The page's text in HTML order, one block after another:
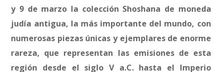
y 9 de marzo la colección Shoshana de moneda
judía antigua, la más importante del mundo, con
numerosas piezas únicas y ejemplares de enorme
rareza, que representan las emisiones de esta
región desde el siglo V a.C. hasta el Imperio